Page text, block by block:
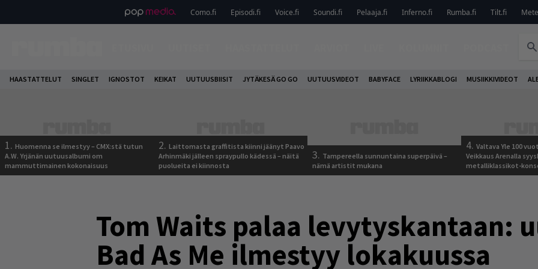
Como.fi Episodi.fi Voice.fi Soundi.fi Pelaaja.fi Inferno.fi Rumba.fi Tilt.fi
HAASTATTELUT SINGLET IGNOSTOT KEIKAT UUTUUSBIISIT JYTÄKESÄ GO GO UUTUUSVIDEOT BABYFACE LYRIIKKABLOGI MUSIIKKIVIDEOT
1. Huomenna se ilmestyy – CMX:stä tutun
A.W. Yrjänän uutuusalbumi om
mammuttimainen kokonaisuus
2. Laittomasta graffitista kiinni jäänyt Paavo
Arhinmäki jälleen spraypullo kädessä – näitä
puolueita ei kiinnosta
3. Tampereella sunnuntaina superpäivä –
nämä artistit mukana
4. Valtava Yle 100
Veikkaus Arenalla
metalliklassikot-
Tom Waits palaa levytyskantaan:
Bad As Me ilmestyy lokakuussa